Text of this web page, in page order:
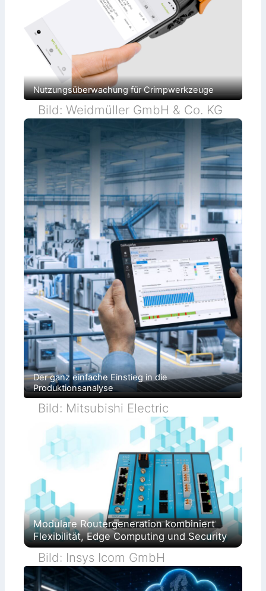
Nutzungsüberwachung für Crimpwerkzeuge
Bild: Weidmüller GmbH & Co. KG
Der ganz einfache Einstieg in die
Produktionsanalyse
Bild: Mitsubishi Electric
Modulare Routergeneration kombiniert
Flexibilität, Edge Computing und Security
Bild: Insys Icom GmbH